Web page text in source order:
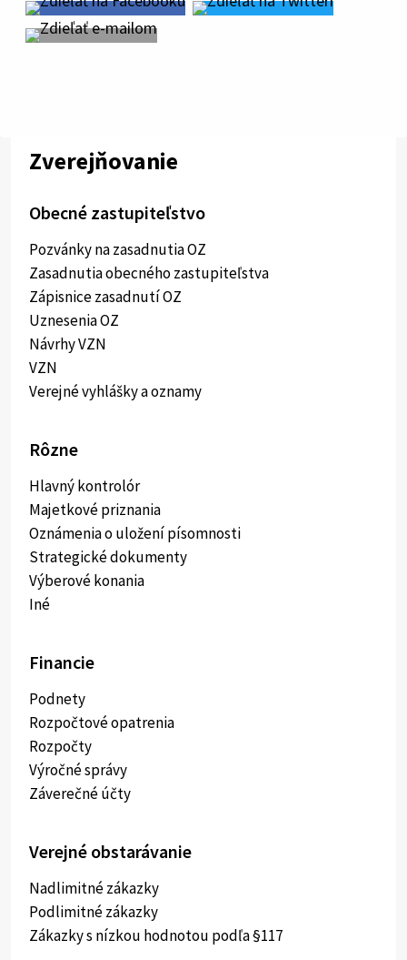
Zverejňovanie
Obecné zastupiteľstvo
Pozvánky na zasadnutia OZ
Zasadnutia obecného zastupiteľstva
Zápisnice zasadnutí OZ
Uznesenia OZ
Návrhy VZN
VZN
Verejné vyhlášky a oznamy
Rôzne
Hlavný kontrolór
Majetkové priznania
Oznámenia o uložení písomnosti
Strategické dokumenty
Výberové konania
Iné
Financie
Podnety
Rozpočtové opatrenia
Rozpočty
Výročné správy
Záverečné účty
Verejné obstarávanie
Nadlimitné zákazky
Podlimitné zákazky
Zákazky s nízkou hodnotou podľa §117